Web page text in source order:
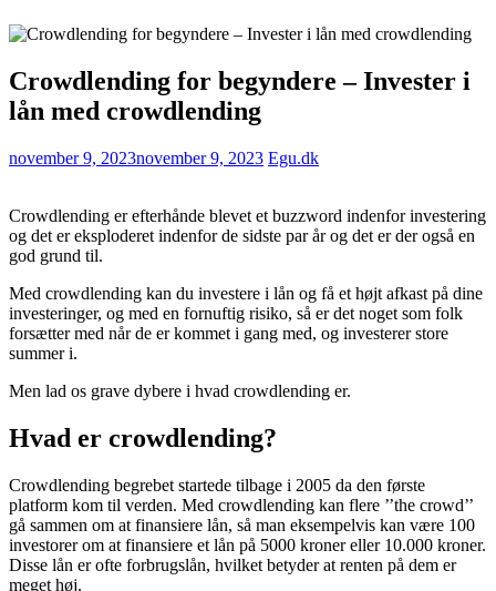
Crowdlending for begyndere – Invester i
lån med crowdlending
november 9, 2023november 9, 2023 Egu.dk
Crowdlending er efterhånde blevet et buzzword indenfor investering
og det er eksploderet indenfor de sidste par år og det er der også en
god grund til.
Med crowdlending kan du investere i lån og få et højt afkast på dine
investeringer, og med en fornuftig risiko, så er det noget som folk
forsætter med når de er kommet i gang med, og investerer store
summer i.
Men lad os grave dybere i hvad crowdlending er.
Hvad er crowdlending?
Crowdlending begrebet startede tilbage i 2005 da den første
platform kom til verden. Med crowdlending kan flere ’’the crowd’’
gå sammen om at finansiere lån, så man eksempelvis kan være 100
investorer om at finansiere et lån på 5000 kroner eller 10.000 kroner.
Disse lån er ofte forbrugslån, hvilket betyder at renten på dem er
meget høj.